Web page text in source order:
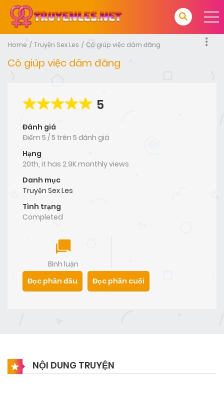
Home Truyện Sex Les Cô giúp việc dâm đãng
Cô giúp việc dâm đãng
5
Đánh giá
Điểm 5 /5 trên 5 đánh giá
Hạng
20th, it has 2.9K monthly views
Danh mục
Truyện Sex Les
Tình trạng
Completed
Bình luận
Đọc phần đầu
Đọc phần cuối
NỘI DUNG TRUYỆN